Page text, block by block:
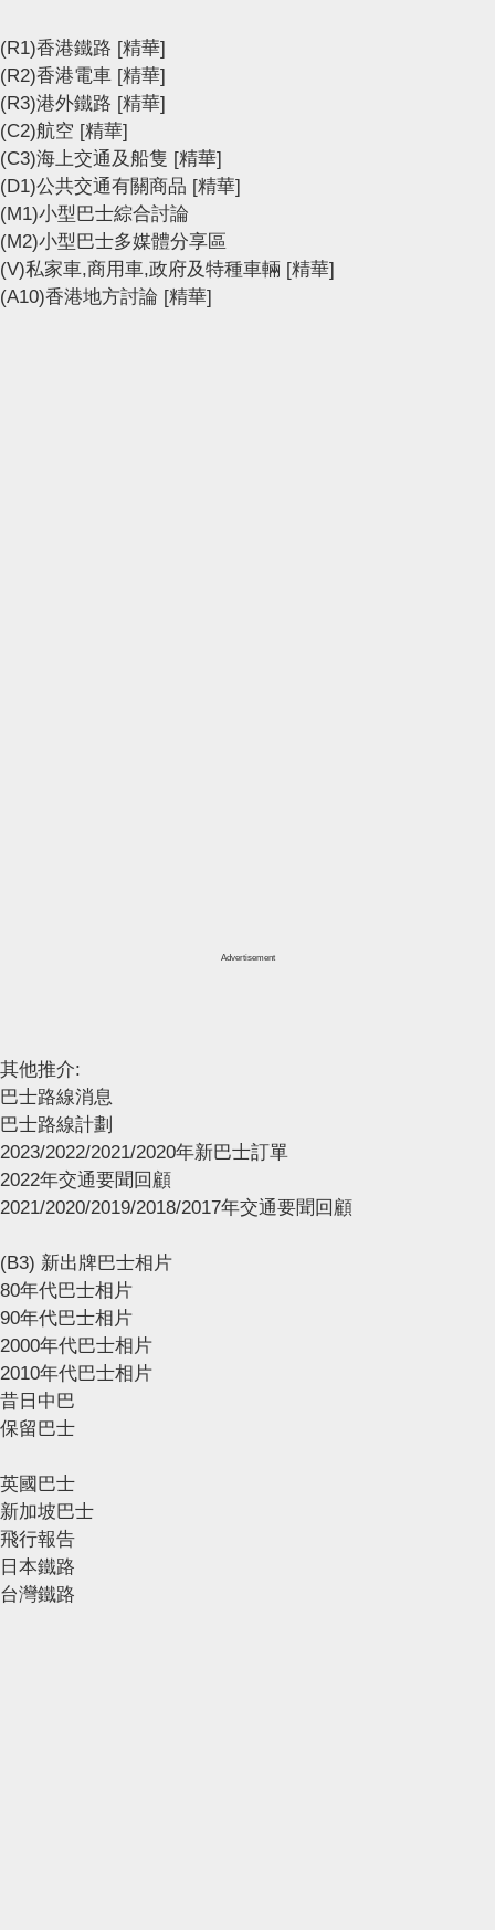
(R1)香港鐵路 [精華]
(R2)香港電車 [精華]
(R3)港外鐵路 [精華]
(C2)航空 [精華]
(C3)海上交通及船隻 [精華]
(D1)公共交通有關商品 [精華]
(M1)小型巴士綜合討論
(M2)小型巴士多媒體分享區
(V)私家車,商用車,政府及特種車輛 [精華]
(A10)香港地方討論 [精華]
Advertisement
其他推介:
巴士路線消息
巴士路線計劃
2023/2022/2021/2020年新巴士訂單
2022年交通要聞回顧
2021/2020/2019/2018/2017年交通要聞回顧
(B3) 新出牌巴士相片
80年代巴士相片
90年代巴士相片
2000年代巴士相片
2010年代巴士相片
昔日中巴
保留巴士
英國巴士
新加坡巴士
飛行報告
日本鐵路
台灣鐵路